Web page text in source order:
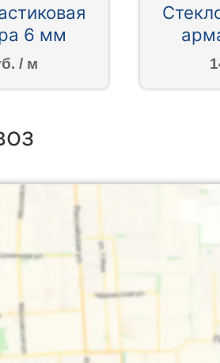
6 мм
/ м